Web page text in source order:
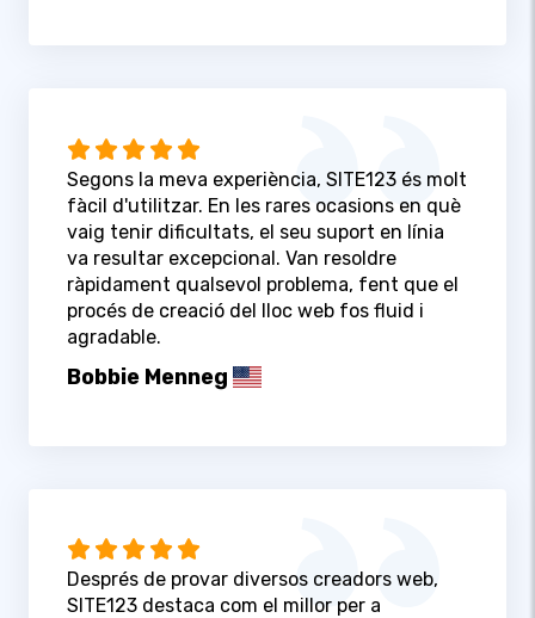
Segons la meva experiència, SITE123 és molt
fàcil d'utilitzar. En les rares ocasions en què
vaig tenir dificultats, el seu suport en línia
va resultar excepcional. Van resoldre
ràpidament qualsevol problema, fent que el
procés de creació del lloc web fos fluid i
agradable.
Bobbie Menneg
Després de provar diversos creadors web,
SITE123 destaca com el millor per a